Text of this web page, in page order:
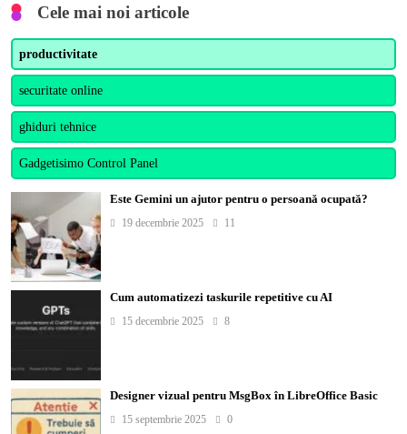
Cele mai noi articole
productivitate
securitate online
ghiduri tehnice
Gadgetisimo Control Panel
Este Gemini un ajutor pentru o persoană ocupată?
19 decembrie 2025 11
Cum automatizezi taskurile repetitive cu AI
15 decembrie 2025 8
Designer vizual pentru MsgBox în LibreOffice Basic
15 septembrie 2025 0